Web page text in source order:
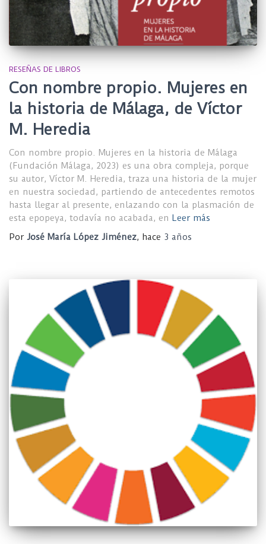
RESEÑAS DE LIBROS
Con nombre propio. Mujeres en
la historia de Málaga, de Víctor
M. Heredia
Con nombre propio. Mujeres en la historia de Málaga
(Fundación Málaga, 2023) es una obra compleja, porque
su autor, Víctor M. Heredia, traza una historia de la mujer
en nuestra sociedad, partiendo de antecedentes remotos
hasta llegar al presente, enlazando con la plasmación de
esta epopeya, todavía no acabada, en Leer más
Por José María López Jiménez, hace 3 años